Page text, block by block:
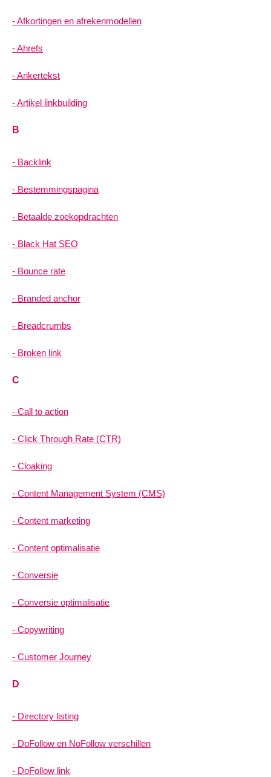
Afkortingen en afrekenmodellen
Ahrefs
Ankertekst
Artikel linkbuilding
B
Backlink
Bestemmingspagina
Betaalde zoekopdrachten
Black Hat SEO
Bounce rate
Branded anchor
Breadcrumbs
Broken link
C
Call to action
Click Through Rate (CTR)
Cloaking
Content Management System (CMS)
Content marketing
Content optimalisatie
Conversie
Conversie optimalisatie
Copywriting
Customer Journey
D
Directory listing
DoFollow en NoFollow verschillen
DoFollow link